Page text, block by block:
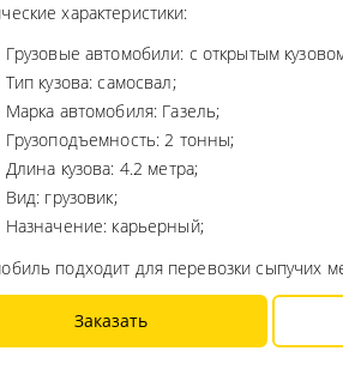
характеристики:
Грузовые автомобили: с открытым
Тип кузова: самосвал;
Марка автомобиля: Газель;
Грузоподъемность: 2 тонны;
Длина кузова: 4.2 метра;
Вид: грузовик;
Назначение: карьерный;
подходит для перевозки сыпучих
Заказать